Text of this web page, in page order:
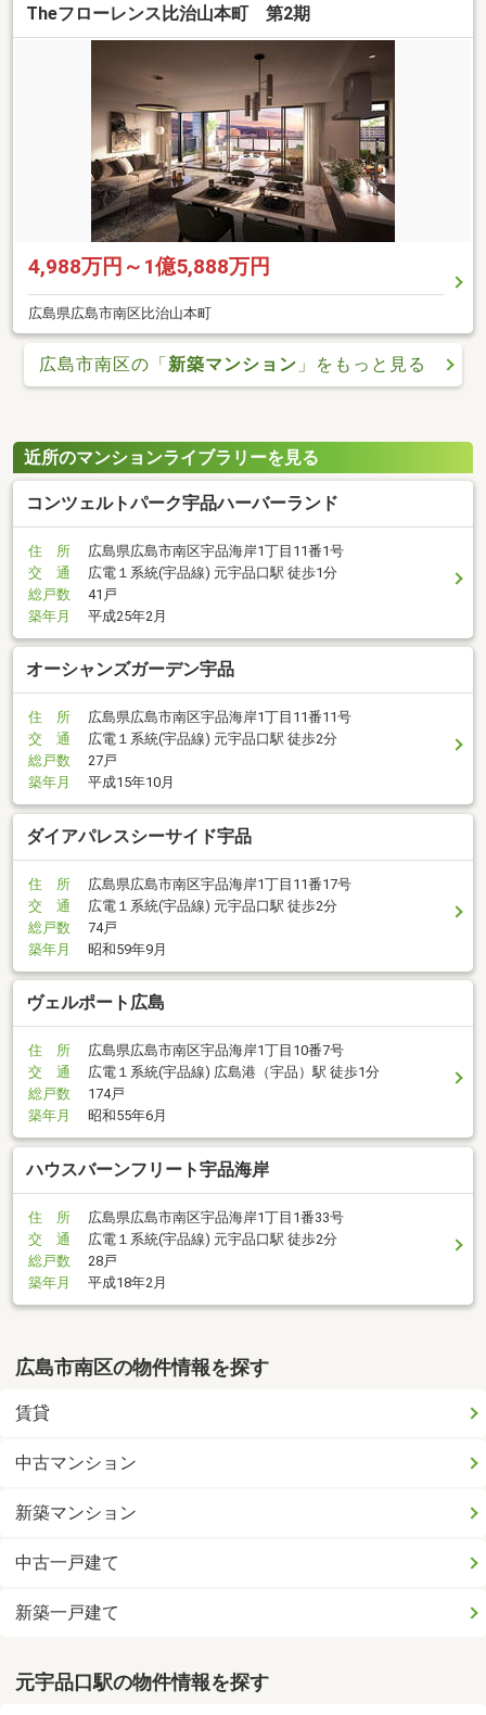
Theフローレンス比治山本町 第2期
4,988万円～1億5,888万円
広島県広島市南区比治山本町
広島市南区の「新築マンション 」をもっと見る
近所のマンションライブラリーを見る
コンツェルトパーク宇品ハーバーランド
住 所
広島県広島市南区宇品海岸1丁目11番1号
交 通
広電１系統(宇品線) 元宇品口駅 徒歩1分
総戸数
41戸
築年月
平成25年2月
オーシャンズガーデン宇品
住 所
広島県広島市南区宇品海岸1丁目11番11号
交 通
広電１系統(宇品線) 元宇品口駅 徒歩2分
総戸数
27戸
築年月
平成15年10月
ダイアパレスシーサイド宇品
住 所
広島県広島市南区宇品海岸1丁目11番17号
交 通
広電１系統(宇品線) 元宇品口駅 徒歩2分
総戸数
74戸
築年月
昭和59年9月
ヴェルポート広島
住 所
広島県広島市南区宇品海岸1丁目10番7号
交 通
広電１系統(宇品線) 広島港（宇品）駅 徒歩1分
総戸数
174戸
築年月
昭和55年6月
ハウスバーンフリート宇品海岸
住 所
広島県広島市南区宇品海岸1丁目1番33号
交 通
広電１系統(宇品線) 元宇品口駅 徒歩2分
総戸数
28戸
築年月
平成18年2月
広島市南区の物件情報を探す
賃貸
中古マンション
新築マンション
中古一戸建て
新築一戸建て
元宇品口駅の物件情報を探す